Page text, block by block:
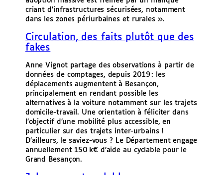
criant d’infrastructures sécurisées, notamment
dans les zones périurbaines et rurales ».
Circulation, des faits plutôt que des
fakes
Anne Vignot partage des observations à partir de
données de comptages, depuis 2019 : les
déplacements augmentent à Besançon,
principalement en rendant possible les
alternatives à la voiture notamment sur les trajets
domicile-travail. Une orientation à féliciter dans
l’objectif d’une mobilité plus accessible, en
particulier sur des trajets inter-urbains !
D’ailleurs, le saviez-vous ? Le Département engage
annuellement 150 k€ d’aide au cyclable pour le
Grand Besançon.